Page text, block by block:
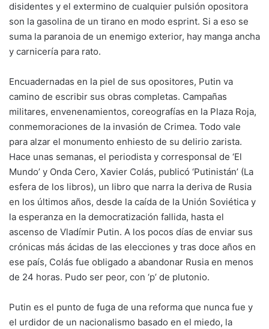
disidentes y el extermino de cualquier pulsión opositora
son la gasolina de un tirano en modo esprint. Si a eso se
suma la paranoia de un enemigo exterior, hay manga ancha
y carnicería para rato.
Encuadernadas en la piel de sus opositores, Putin va
camino de escribir sus obras completas. Campañas
militares, envenenamientos, coreografías en la Plaza Roja,
conmemoraciones de la invasión de Crimea. Todo vale
para alzar el monumento enhiesto de su delirio zarista.
Hace unas semanas, el periodista y corresponsal de ‘El
Mundo’ y Onda Cero, Xavier Colás, publicó ‘Putinistán’ (La
esfera de los libros), un libro que narra la deriva de Rusia
en los últimos años, desde la caída de la Unión Soviética y
la esperanza en la democratización fallida, hasta el
ascenso de Vladímir Putin. A los pocos días de enviar sus
crónicas más ácidas de las elecciones y tras doce años en
ese país, Colás fue obligado a abandonar Rusia en menos
de 24 horas. Pudo ser peor, con ‘p’ de plutonio.
Putin es el punto de fuga de una reforma que nunca fue y
el urdidor de un nacionalismo basado en el miedo, la